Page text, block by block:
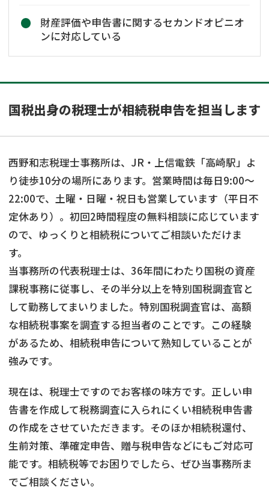
財産評価や申告書に関するセカンドオピニオ
ンに対応している
国税出身の税理士が相続税申告を担当します
西野和志税理士事務所は、JR・上信電鉄「高崎駅」よ
り徒歩10分の場所にあります。営業時間は毎日9:00～
22:00で、土曜・日曜・祝日も営業しています（平日不
定休あり）。初回2時間程度の無料相談に応じています
ので、ゆっくりと相続税についてご相談いただけま
す。
当事務所の代表税理士は、36年間にわたり国税の資産
課税事務に従事し、その半分以上を特別国税調査官と
して勤務してまいりました。特別国税調査官は、高額
な相続税事案を調査する担当者のことです。この経験
があるため、相続税申告について熟知していることが
強みです。
現在は、税理士ですのでお客様の味方です。正しい申
告書を作成して税務調査に入られにくい相続税申告書
の作成をさせていただきます。そのほか相続税還付、
生前対策、準確定申告、贈与税申告などにもご対応可
能です。相続税等でお困りでしたら、ぜひ当事務所ま
でご相談ください。